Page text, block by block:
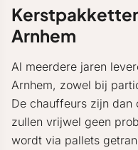
Arnhem
Al meerdere jaren
Arnhem, zowel bij
De chauffeurs zijn dan
zullen vrijwel geen
wordt via pallets